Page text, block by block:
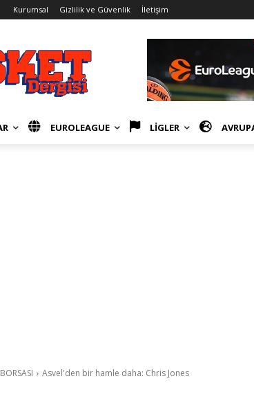
Kurumsal Gizlilik ve Güvenlik İletişim
EUROLEAGUE LİGLER
Asvel'den bir hamle daha: Chris Jones